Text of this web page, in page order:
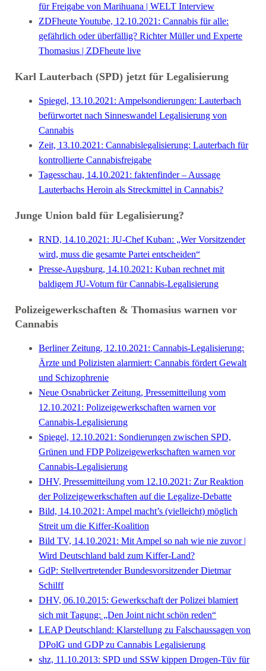
für Freigabe von Marihuana | WELT Interview
ZDFheute Youtube, 12.10.2021: Cannabis für alle:
gefährlich oder überfällig? Richter Müller und Experte
Thomasius | ZDFheute live
Karl Lauterbach (SPD) jetzt für Legalisierung
Spiegel, 13.10.2021: Ampelsondierungen: Lauterbach
befürwortet nach Sinneswandel Legalisierung von
Cannabis
Zeit, 13.10.2021: Cannabislegalisierung: Lauterbach für
kontrollierte Cannabisfreigabe
Tagesschau, 14.10.2021: faktenfinder – Aussage
Lauterbachs Heroin als Streckmittel in Cannabis?
Junge Union bald für Legalisierung?
RND, 14.10.2021: JU-Chef Kuban: „Wer Vorsitzender
wird, muss die gesamte Partei entscheiden“
Presse-Augsburg, 14.10.2021: Kuban rechnet mit
baldigem JU-Votum für Cannabis-Legalisierung
Polizeigewerkschaften & Thomasius warnen vor
Cannabis
Berliner Zeitung, 12.10.2021: Cannabis-Legalisierung:
Ärzte und Polizisten alarmiert: Cannabis fördert Gewalt
und Schizophrenie
Neue Osnabrücker Zeitung, Pressemitteilung vom
12.10.2021: Polizeigewerkschaften warnen vor
Cannabis-Legalisierung
Spiegel, 12.10.2021: Sondierungen zwischen SPD,
Grünen und FDP Polizeigewerkschaften warnen vor
Cannabis-Legalisierung
DHV, Pressemitteilung vom 12.10.2021: Zur Reaktion
der Polizeigewerkschaften auf die Legalize-Debatte
Bild, 14.10.2021: Ampel macht’s (vielleicht) möglich
Streit um die Kiffer-Koalition
Bild TV, 14.10.2021: Mit Ampel so nah wie nie zuvor |
Wird Deutschland bald zum Kiffer-Land?
GdP: Stellvertretender Bundesvorsitzender Dietmar
Schilff
DHV, 06.10.2015: Gewerkschaft der Polizei blamiert
sich mit Tagung: „Den Joint nicht schön reden“
LEAP Deutschland: Klarstellung zu Falschaussagen von
DPolG und GDP zu Cannabis Legalisierung
shz, 11.10.2013: SPD und SSW kippen Drogen-Tüv für